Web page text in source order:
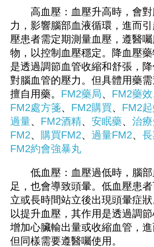
高血壓：血壓升高時，會對
力，影響腦部血液循環，進而
壓患者需定期測量血壓，遵醫
物，以控制血壓穩定。降血壓
是透過調節血管收縮和舒張，
對腦血管的壓力。但具體用藥
擅自用藥。 FM2藥局、 FM2藥效
FM2處方箋、 FM2購買、 FM2
過量、 FM2酒精、 安眠藥、 治
FM2、 購買FM2、 過量FM2、
FM2約會強暴丸
低血壓：血壓過低時，腦部
足，也會導致頭暈。低血壓患
立或長時間站立後出現頭暈症
以提升血壓，其作用是透過調節
增加心臟輸出量或收縮血管，進
但同樣需要遵醫囑使用。